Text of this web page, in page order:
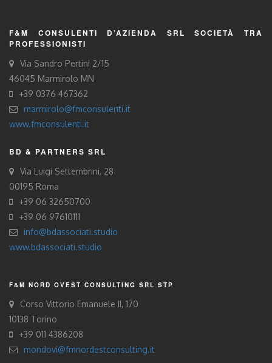
F&M CONSULENTI D’AZIENDA SRL SOCIETÀ TRA
PROFESSIONISTI
Via Sandro Pertini 2/15
46045 Marmirolo MN
+39 0376 467362
marmirolo@fmconsulenti.it
www.fmconsulenti.it
BD & PARTNERS SRL
Via Luigi Settembrini, 28
00195 Roma
+39 06 32650700
+39 06 97610111
info@bdassociati.studio
www.bdassociati.studio
F&M NORD OVEST CONSULTING SRL STP
Corso Vittorio Emanuele II, 170
10138 Torino
+39 011 4386208
mondovi@fmnordestconsulting.it